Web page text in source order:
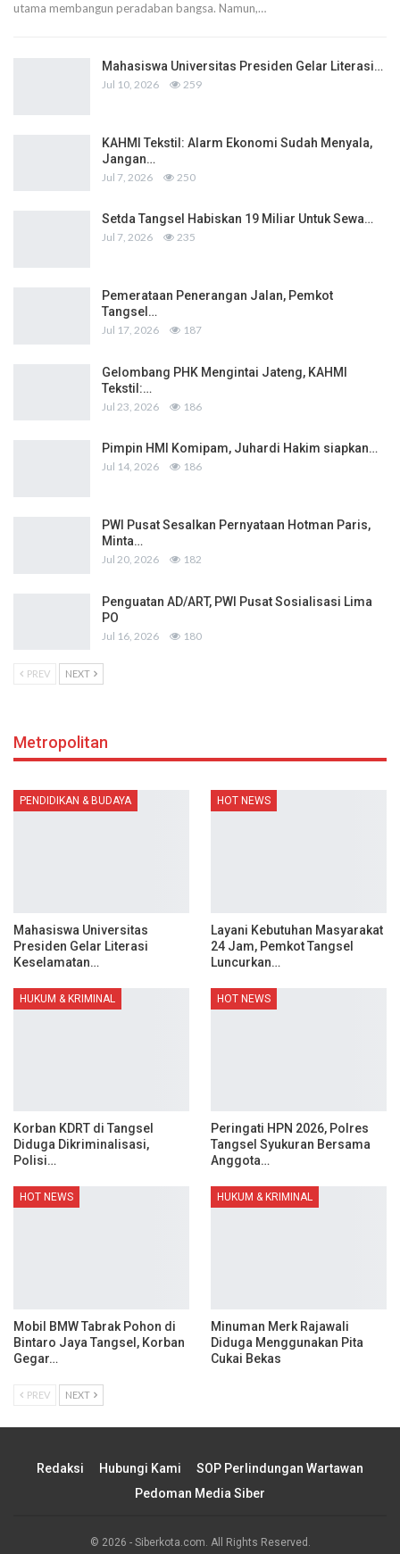
utama membangun peradaban bangsa. Namun,…
Mahasiswa Universitas Presiden Gelar Literasi…
Jul 10, 2026 259
KAHMI Tekstil: Alarm Ekonomi Sudah Menyala,
Jangan…
Jul 7, 2026 250
Setda Tangsel Habiskan 19 Miliar Untuk Sewa…
Jul 7, 2026 235
Pemerataan Penerangan Jalan, Pemkot
Tangsel…
Jul 17, 2026 187
Gelombang PHK Mengintai Jateng, KAHMI
Tekstil:…
Jul 23, 2026 186
Pimpin HMI Komipam, Juhardi Hakim siapkan…
Jul 14, 2026 186
PWI Pusat Sesalkan Pernyataan Hotman Paris,
Minta…
Jul 20, 2026 182
Penguatan AD/ART, PWI Pusat Sosialisasi Lima
PO
Jul 16, 2026 180
PREV NEXT
Metropolitan
PENDIDIKAN & BUDAYA
Mahasiswa Universitas
Presiden Gelar Literasi
Keselamatan…
HOT NEWS
Layani Kebutuhan Masyarakat
24 Jam, Pemkot Tangsel
Luncurkan…
HUKUM & KRIMINAL
Korban KDRT di Tangsel
Diduga Dikriminalisasi,
Polisi…
HOT NEWS
Peringati HPN 2026, Polres
Tangsel Syukuran Bersama
Anggota…
HOT NEWS
Mobil BMW Tabrak Pohon di
Bintaro Jaya Tangsel, Korban
Gegar…
HUKUM & KRIMINAL
Minuman Merk Rajawali
Diduga Menggunakan Pita
Cukai Bekas
PREV NEXT
Redaksi Hubungi Kami
SOP Perlindungan Wartawan
Pedoman Media Siber
© 2026 - Siberkota.com. All Rights Reserved.